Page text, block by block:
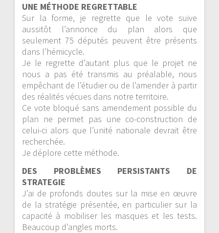
UNE MÉTHODE REGRETTABLE
Sur la forme, je regrette que le vote suive
aussitôt l’annonce du plan alors que
seulement 75 députés peuvent être présents
dans l’hémicycle.
Je le regrette d’autant plus que le projet ne
nous a pas été transmis au préalable, nous
empêchant de l’étudier ou de l’amender à partir
des réalités vécues dans notre territoire.
Ce vote bloqué sans amendement possible du
plan ne permet pas une co-construction de
celui-ci alors que l’unité nationale devrait être
recherchée.
Je déplore cette méthode.
DES PROBLÈMES PERSISTANTS DE
STRATEGIE
J’ai de profonds doutes sur la mise en œuvre
de la stratégie présentée, en particulier sur la
capacité à mobiliser les masques et les tests.
Beaucoup d’angles morts.